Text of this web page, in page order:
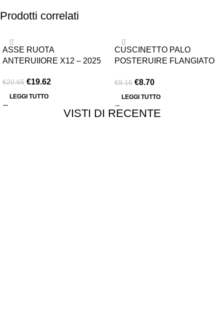
Prodotti correlati
-5%
ESAURITO
ASSE RUOTA
ANTERUIIORE X12 – 2025
€20.65 €19.62
LEGGI TUTTO
-5%
ESAURITO
CUSCINETTO PALO
POSTERUIRE FLANGIATO
€9.16 €8.70
LEGGI TUTTO
VISTI DI RECENTE